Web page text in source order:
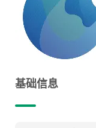
基础信息